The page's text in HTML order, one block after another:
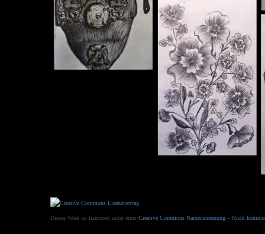
Dieses Werk ist lizenziert unter einer Creative Commons Namensnennung – Nicht